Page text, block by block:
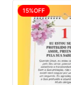
15%OFF